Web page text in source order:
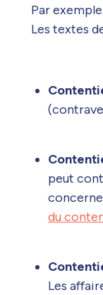
Par
Les textes
peut
du
Les